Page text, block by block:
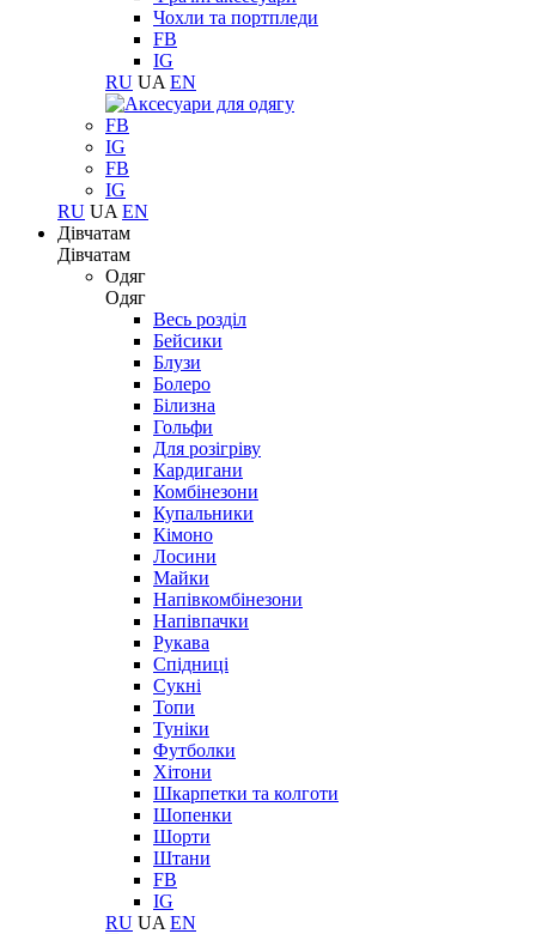
Чохли та портпледи
FB
IG
RU UA EN
FB
IG
FB
IG
RU UA EN
Дівчатам
Дівчатам
Одяг
Одяг
Весь розділ
Бейсики
Блузи
Болеро
Білизна
Гольфи
Для розігріву
Кардигани
Комбінезони
Купальники
Кімоно
Лосини
Майки
Напівкомбінезони
Напівпачки
Рукава
Спідниці
Сукні
Топи
Туніки
Футболки
Хітони
Шкарпетки та колготи
Шопенки
Шорти
Штани
FB
IG
RU UA EN